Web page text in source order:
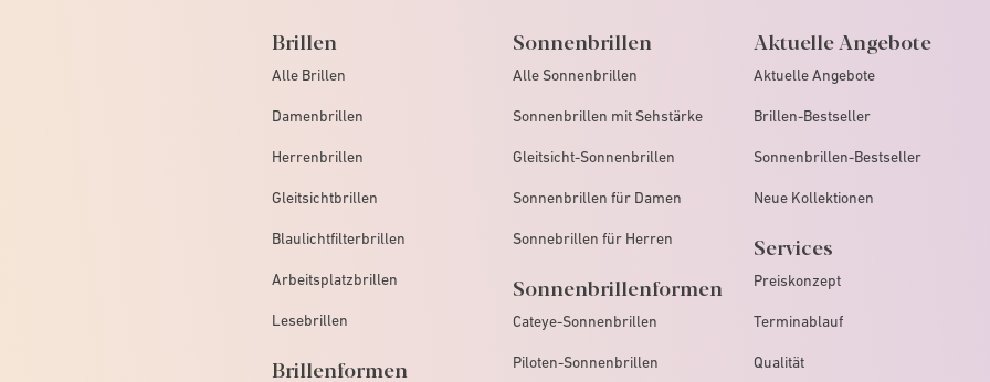
Brillen
Alle Brillen
Damenbrillen
Herrenbrillen
Gleitsichtbrillen
Blaulichtfilterbrillen
Arbeitsplatzbrillen
Lesebrillen
Brillenformen
Sonnenbrillen
Alle Sonnenbrillen
Sonnenbrillen mit Sehstärke
Gleitsicht-Sonnenbrillen
Sonnenbrillen für Damen
Sonnebrillen für Herren
Sonnenbrillenformen
Cateye-Sonnenbrillen
Piloten-Sonnenbrillen
Aktuelle Angebote
Aktuelle Angebote
Brillen-Bestseller
Sonnenbrillen-Bestseller
Neue Kollektionen
Services
Preiskonzept
Terminablauf
Qualität